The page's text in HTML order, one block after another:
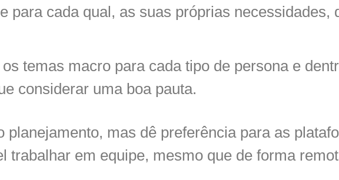
para cada qual, as suas próprias necessidades,
temas macro para cada tipo de persona e
considerar uma boa pauta.
planejamento, mas dê preferência para as
trabalhar em equipe, mesmo que de forma